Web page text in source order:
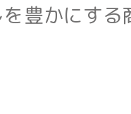
豊かにする